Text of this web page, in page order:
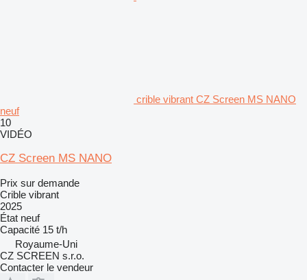
crible vibrant CZ Screen MS NANO
neuf
10
VIDÉO
CZ Screen MS NANO
Prix sur demande
Crible vibrant
2025
État neuf
Capacité 15 t/h
Royaume-Uni
CZ SCREEN s.r.o.
Contacter le vendeur